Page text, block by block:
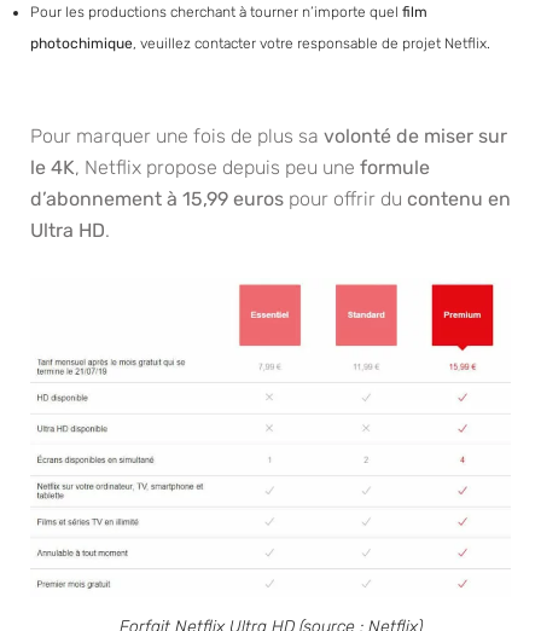
Pour les productions cherchant à tourner n’importe quel film
photochimique, veuillez contacter votre responsable de projet Netflix.
Pour marquer une fois de plus sa volonté de miser sur
le 4K, Netflix propose depuis peu une formule
d’abonnement à 15,99 euros pour offrir du contenu en
Ultra HD.
Forfait Netflix Ultra HD (source : Netflix)